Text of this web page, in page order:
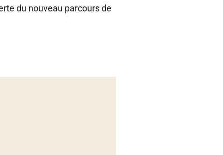
du nouveau parcours de